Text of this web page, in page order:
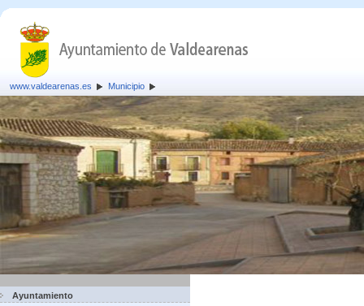
www.valdearenas.es Municipio
Ayuntamiento